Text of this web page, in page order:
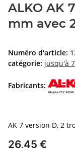
ALKO AK
mm avec
Numéro d'article:
catégorie: jusqu'à
Fabricants:
AK 7 version D, 2
26,45 €